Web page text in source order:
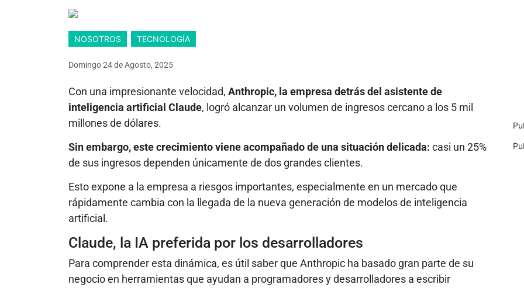
NOSOTROS TECNOLOGÍA
Domingo 24deAgosto, 2025
Con una impresionante velocidad, Anthropic, la empresa detrás del asistente de
inteligencia artificial Claude, logró alcanzar un volumen de ingresos cercano a los 5 mil
millones de dólares.
Sin embargo, este crecimiento viene acompañado de una situación delicada: casi un 25%
de sus ingresos dependen únicamente de dos grandes clientes.
Esto expone a la empresa a riesgos importantes, especialmente en un mercado que
rápidamente cambia con la llegada de la nueva generación de modelos de inteligencia
artificial.
Claude, la IA preferida por los desarrolladores
Para comprender esta dinámica, es útil saber que Anthropic ha basado gran parte de su
negocio en herramientas que ayudan a programadores y desarrolladores a escribir